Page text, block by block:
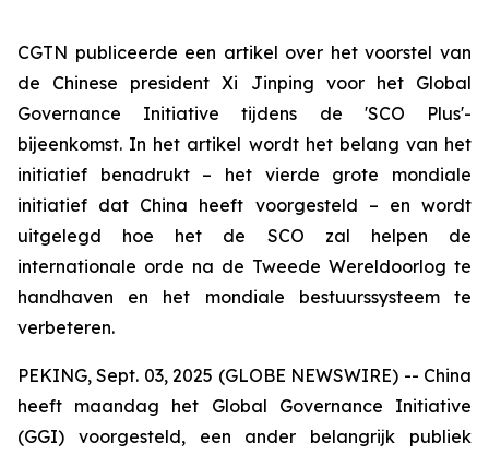
CGTN publiceerde een artikel over het voorstel van
de Chinese president Xi Jinping voor het Global
Governance Initiative tijdens de 'SCO Plus'-
bijeenkomst. In het artikel wordt het belang van het
initiatief benadrukt – het vierde grote mondiale
initiatief dat China heeft voorgesteld – en wordt
uitgelegd hoe het de SCO zal helpen de
internationale orde na de Tweede Wereldoorlog te
handhaven en het mondiale bestuurssysteem te
verbeteren.
PEKING, Sept. 03, 2025 (GLOBE NEWSWIRE) -- China
heeft maandag het Global Governance Initiative
(GGI) voorgesteld, een ander belangrijk publiek